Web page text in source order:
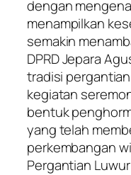
dengan
menampilkan
semakin
DPRD Jepara
tradisi
kegiatan
bentuk
yang telah
perkembangan
Pergantian